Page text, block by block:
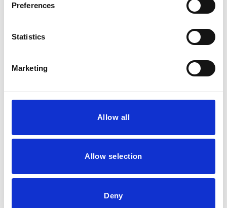
Preferences
Statistics
Marketing
Allow all
Allow selection
Deny